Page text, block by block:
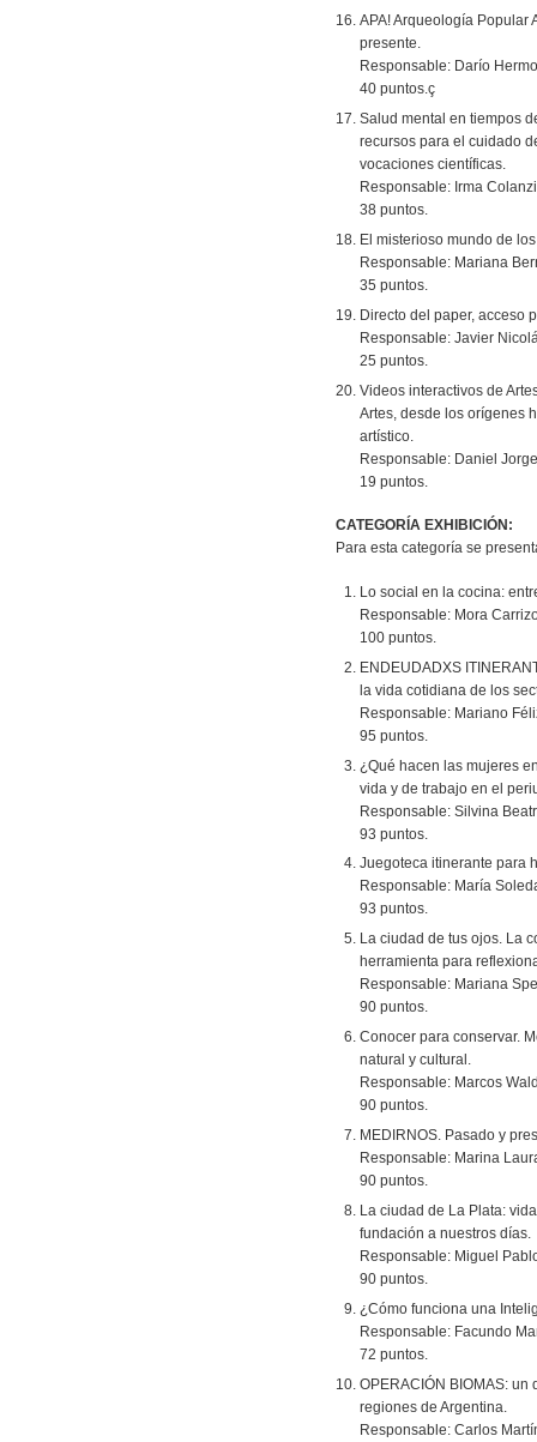
APA! Arqueología Popular
presente.
Responsable: Darío
40 puntos.ç
Salud mental en tiempos
recursos para el cuidado
vocaciones científicas.
Responsable: Irma
38 puntos.
El misterioso mundo de
Responsable: Mariana
35 puntos.
Directo del paper, acceso
Responsable: Javier
25 puntos.
Videos interactivos de
Artes, desde los orígenes
artístico.
Responsable: Daniel
19 puntos.
CATEGORÍA EXHIBICIÓN:
Para esta categoría se
Lo social en la cocina:
Responsable: Mora
100 puntos.
ENDEUDADXS
la vida cotidiana de los
Responsable: Mariano
95 puntos.
¿Qué hacen las mujeres
vida y de trabajo en el
Responsable: Silvina
93 puntos.
Juegoteca itinerante para
Responsable: María
93 puntos.
La ciudad de tus ojos. La
herramienta para
Responsable: Mariana
90 puntos.
Conocer para conservar.
natural y cultural.
Responsable: Marcos
90 puntos.
MEDIRNOS. Pasado y
Responsable: Marina
90 puntos.
La ciudad de La Plata:
fundación a nuestros días.
Responsable: Miguel
90 puntos.
¿Cómo funciona una
Responsable: Facundo
72 puntos.
OPERACIÓN BIOMAS:
regiones de Argentina.
Responsable: Carlos